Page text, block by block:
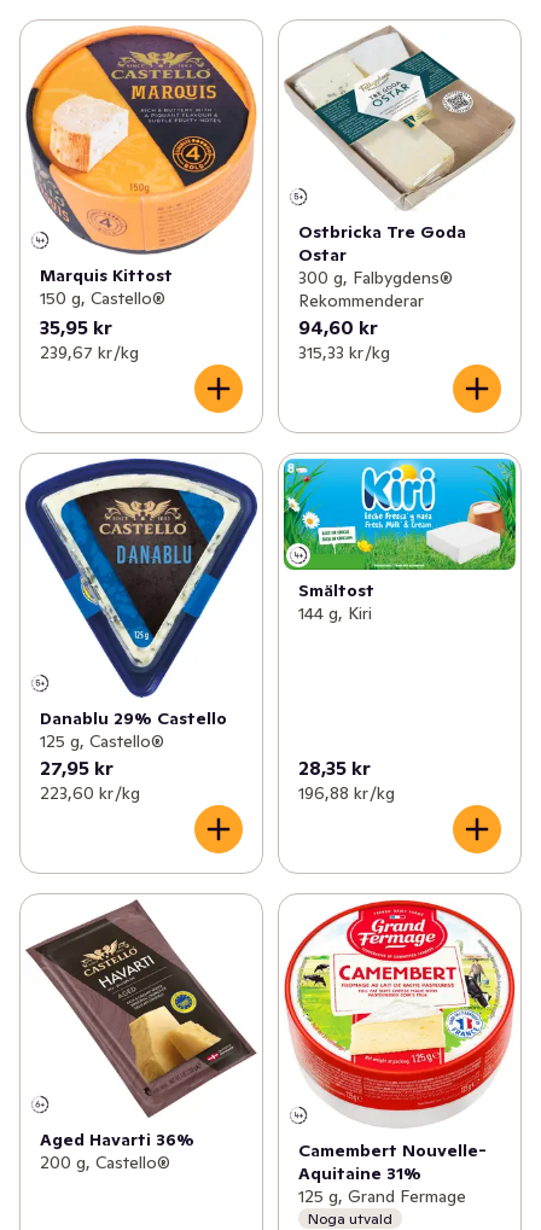
Marquis Kittost
150 g, Castello®
35,95 kr
239,67 kr /kg
Ostbricka Tre Goda
Ostar
300 g, Falbygdens®
Rekommenderar
94,60 kr
315,33 kr /kg
Danablu 29% Castello
125 g, Castello®
27,95 kr
223,60 kr /kg
Smältost
144 g, Kiri
28,35 kr
196,88 kr /kg
Aged Havarti 36%
200 g, Castello®
Camembert Nouvelle-
Aquitaine 31%
125 g, Grand Fermage
Noga utvald